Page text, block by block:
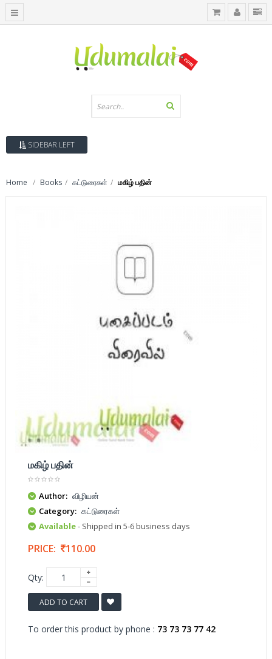
SIDEBAR LEFT
Home Books கட்டுரைகள் மகிழ் பதின்
மகிழ் பதின்
Author: விழியன்
Category: கட்டுரைகள்
Available- Shipped in 5-6 business days
PRICE: 110.00
Qty:
ADD TO CART
To order this product by phone : 73 73 73 77 42